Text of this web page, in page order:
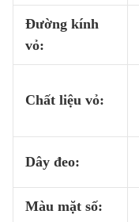
Đường kính
vỏ:
Chất liệu vỏ:
Dây đeo:
Màu mặt số: